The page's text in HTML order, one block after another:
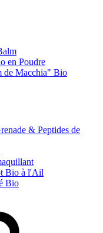
en Poudre
de Macchia" Bio
& Peptides de
Bio à l'Ail
Bio